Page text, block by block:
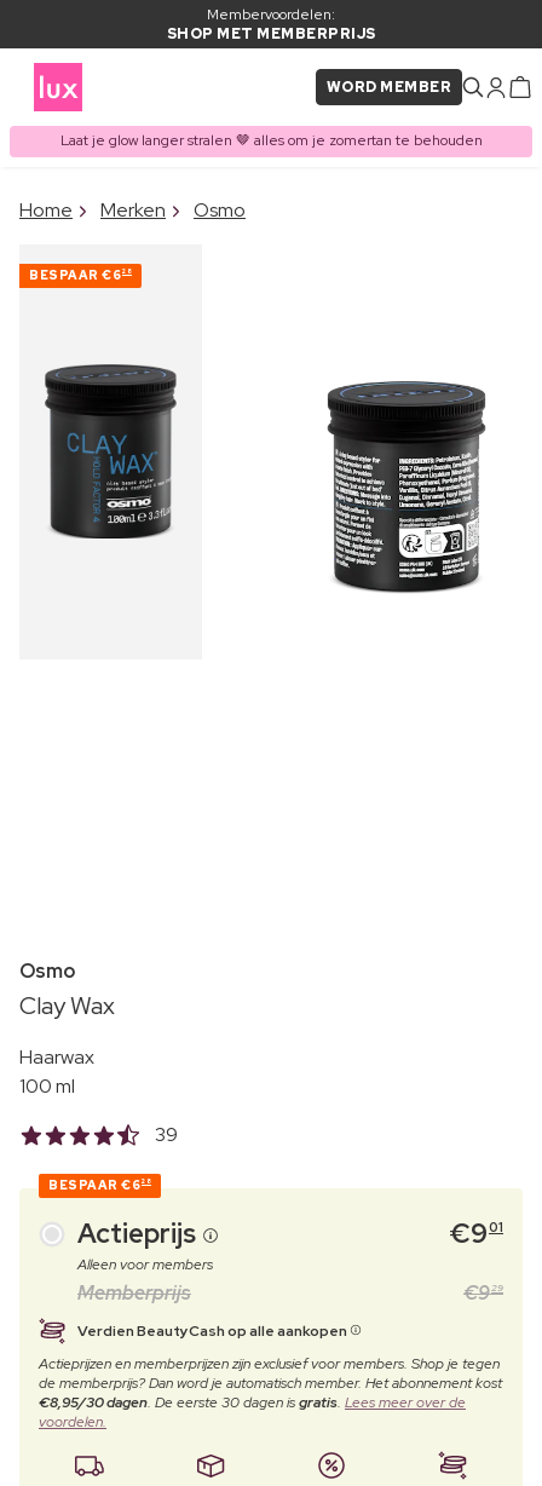
Membervoordelen:
SHOP MET MEMBERPRIJS
WORD MEMBER
Laat je glow langer stralen 🤎 alles om je zomertan te behouden
ITEM TOEGEVOEGD AAN
Home Merken Osmo
BESPAAR €628
Osmo
Clay Wax
Haarwax
100 ml
39
BESPAAR €628
Actieprijs €901
Alleen voor members
Memberprijs €929
Verdien BeautyCash op alle aankopen
Actieprijzen en memberprijzen zijn exclusief voor members. Shop je tegen
de memberprijs? Dan word je automatisch member. Het abonnement kost
€8,95/30 dagen. De eerste 30 dagen isgratis. Lees meer over de
voordelen.